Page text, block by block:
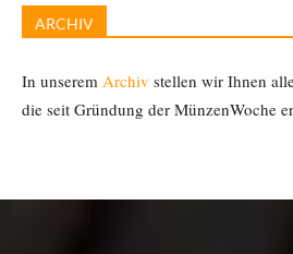
ARCHIV
In unserem Archiv stellen wir Ihnen
die seit Gründung der MünzenWoche